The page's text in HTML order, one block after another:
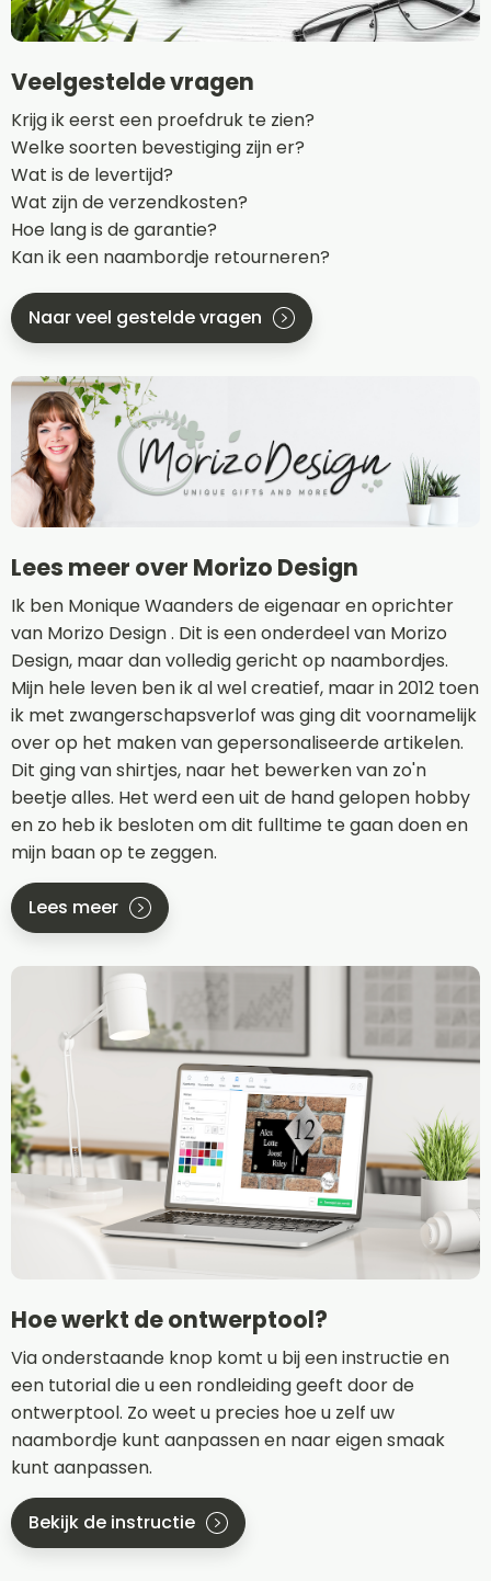
Veelgestelde vragen
Krijg ik eerst een proefdruk te zien?
Welke soorten bevestiging zijn er?
Wat is de levertijd?
Wat zijn de verzendkosten?
Hoe lang is de garantie?
Kan ik een naambordje retourneren?
Naar veel gestelde vragen
Lees meer over Morizo Design
Ik ben Monique Waanders de eigenaar en oprichter
van Morizo Design . Dit is een onderdeel van Morizo
Design, maar dan volledig gericht op naambordjes.
Mijn hele leven ben ik al wel creatief, maar in 2012 toen
ik met zwangerschapsverlof was ging dit voornamelijk
over op het maken van gepersonaliseerde artikelen.
Dit ging van shirtjes, naar het bewerken van zo'n
beetje alles. Het werd een uit de hand gelopen hobby
en zo heb ik besloten om dit fulltime te gaan doen en
mijn baan op te zeggen.
Lees meer
Hoe werkt de ontwerptool?
Via onderstaande knop komt u bij een instructie en
een tutorial die u een rondleiding geeft door de
ontwerptool. Zo weet u precies hoe u zelf uw
naambordje kunt aanpassen en naar eigen smaak
kunt aanpassen.
Bekijk de instructie